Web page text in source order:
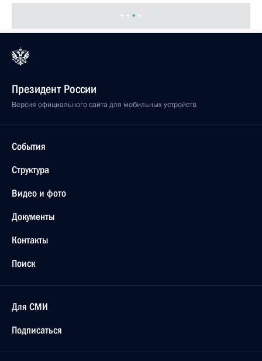
Показать предыдущие материалы
Президент России
Версия официального сайта для мобильных устройств
События
Структура
Видео и фото
Документы
Контакты
Поиск
Для СМИ
Подписаться